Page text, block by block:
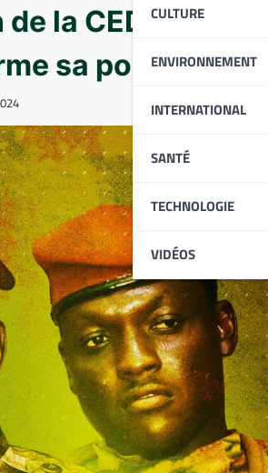
CULTURE
ENVIRONNEMENT
INTERNATIONAL
SANTÉ
TECHNOLOGIE
VIDÉOS
la CEDEAO :
sa position